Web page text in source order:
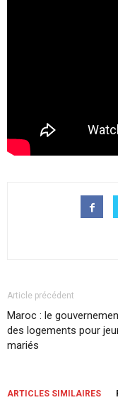
Article précédent
Maroc : le
des logements pour
mariés
ARTICLES SIMILAIRES